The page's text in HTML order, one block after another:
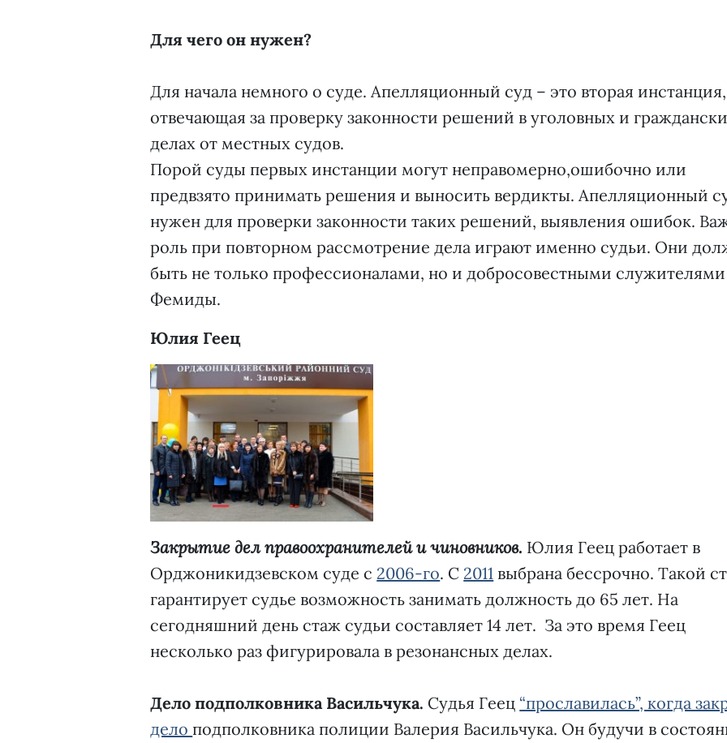
Для чего он нужен?
Для начала немного о суде. Апелляционный суд – это вторая инстанция,
отвечающая за проверку законности решений в уголовных и
делах от местных судов.
Порой суды первых инстанции могут неправомерно,ошибочно или
предвзято принимать решения и выносить вердикты. Апелляционный
нужен для проверки законности таких решений, выявления ошибок.
роль при повторном рассмотрение дела играют именно судьи. Они
быть не только профессионалами, но и добросовестными служителями
Фемиды.
Юлия Геец
Закрытие дел правоохранителей и чиновников. Юлия Геец работает в
Орджоникидзевском суде с 2006-го. С 2011 выбрана бессрочно. Такой
гарантирует судье возможность занимать должность до 65 лет. На
сегодняшний день стаж судьи составляет 14 лет. За это время Геец
несколько раз фигурировала в резонансных делах.
Дело подполковника Васильчука. Судья Геец “прославилась”, когда
дело подполковника полиции Валерия Васильчука. Он будучи в